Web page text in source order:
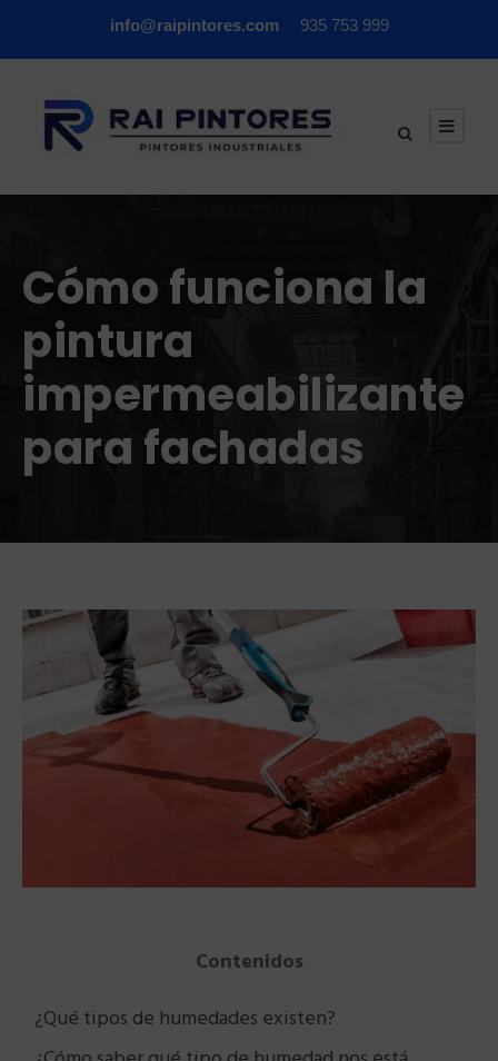
info@raipintores.com 935 753 999
Cómo funciona la
pintura
impermeabilizante
para fachadas
Contenidos
¿Qué tipos de humedades existen?